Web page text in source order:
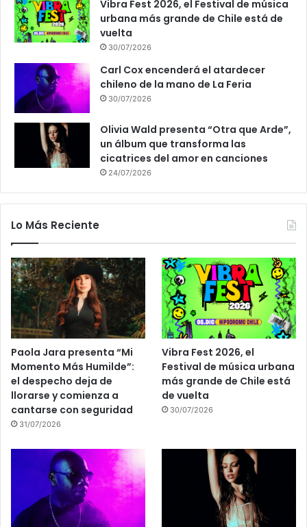
Vibra Fest 2026, el Festival de música
urbana más grande de Chile está de
vuelta
30/07/2026
Carl Cox encenderá el atardecer
chileno de la mano de La Feria
30/07/2026
Olivia Wald presenta “Otra que Arde”,
un álbum que transforma las
cicatrices del amor en canciones
24/07/2026
Lo Más Reciente
Paola Jara presenta “Mi
Momento Más Humilde”:
el despecho deja de
llorarse y comienza a
cantarse con seguridad
31/07/2026
Vibra Fest 2026, el
Festival de música urbana
más grande de Chile está
de vuelta
30/07/2026